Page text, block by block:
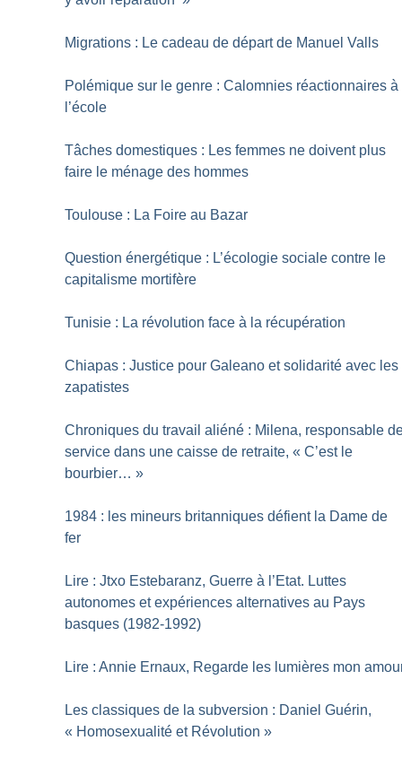
Migrations : Le cadeau de départ de Manuel Valls
Polémique sur le genre : Calomnies réactionnaires à
l’école
Tâches domestiques : Les femmes ne doivent plus
faire le ménage des hommes
Toulouse : La Foire au Bazar
Question énergétique : L’écologie sociale contre le
capitalisme mortifère
Tunisie : La révolution face à la récupération
Chiapas : Justice pour Galeano et solidarité avec les
zapatistes
Chroniques du travail aliéné : Milena, responsable
service dans une caisse de retraite, « C’est le
bourbier… »
1984 : les mineurs britanniques défient la Dame de
fer
Lire : Jtxo Estebaranz, Guerre à l’Etat. Luttes
autonomes et expériences alternatives au Pays
basques (1982-1992)
Lire : Annie Ernaux, Regarde les lumières mon
Les classiques de la subversion : Daniel Guérin,
« Homosexualité et Révolution »